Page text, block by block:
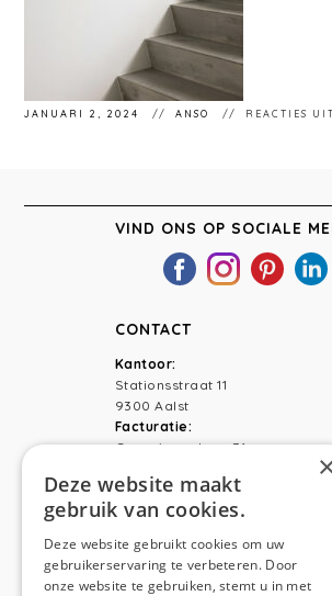
JANUARI 2, 2024 ANSO REACTIES
VIND ONS OP SOCIALE
CONTACT
Kantoor:
Stationsstraat 11
9300 Aalst
Facturatie:
Capucienenlaan 31
Telefoon:0473 44 56 94
NAVIGATION
Deze website maakt
gebruik van cookies.
Deze website gebruikt cookies om uw
gebruikerservaring te verbeteren. Door
onze website te gebruiken, stemt u in met